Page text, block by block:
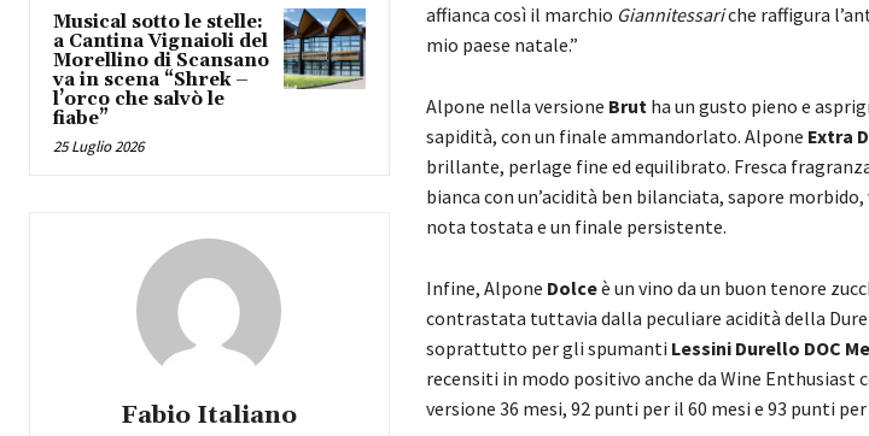
Musical sotto le stelle:
a Cantina Vignaioli del
Morellino di Scansano
va in scena “Shrek –
l’orco che salvò le
fiabe”
25 Luglio 2026
Fabio Italiano
affianca così il marchio Giannitessariche raffigura
mio paese natale.”
Alpone nella versione Brut ha un gusto pieno e
sapidità, con un finale ammandorlato. Alpone Extra
brillante, perlage fine ed equilibrato. Fresca
bianca con un’acidità ben bilanciata, sapore
nota tostata e un finale persistente.
Infine, Alpone Dolceè un vino da un buon tenore
contrastata tuttavia dalla peculiare acidità della
soprattutto per gli spumanti Lessini Durello DOC
recensiti in modo positivo anche da Wine Enthusiast
versione 36 mesi, 92 punti per il 60 mesi e 93 punti